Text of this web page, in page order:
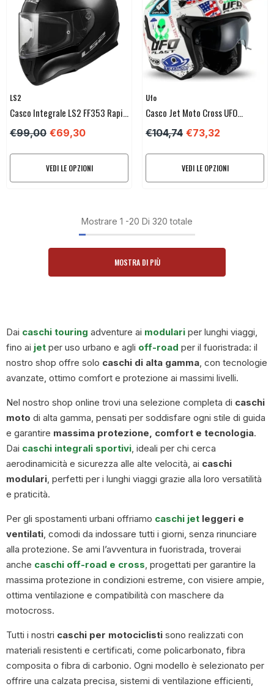
Venditore:
LS2
Casco Integrale LS2 FF353 Rapid
II
€99,00 €69,30
VEDI LE OPZIONI
Venditore:
Ufo
Casco Jet Moto Cross UFO
Sheratan HE13002V
€104,74 €73,32
VEDI LE OPZIONI
Mostrare 1 -20 Di 320 totale
MOSTRA DI PIÙ
Dai caschi touring adventure ai modulari per lunghi viaggi,
fino ai jet per uso urbano e agli off-road per il fuoristrada: il
nostro shop offre solo caschi di alta gamma, con tecnologie
avanzate, ottimo comfort e protezione ai massimi livelli.
Nel nostro shop online trovi una selezione completa di caschi
moto di alta gamma, pensati per soddisfare ogni stile di guida
e garantire massima protezione, comfort e tecnologia.
Dai caschi integrali sportivi, ideali per chi cerca
aerodinamicità e sicurezza alle alte velocità, ai caschi
modulari, perfetti per i lunghi viaggi grazie alla loro versatilità
e praticità.
Per gli spostamenti urbani offriamo caschi jet leggeri e
ventilati, comodi da indossare tutti i giorni, senza rinunciare
alla protezione. Se ami l’avventura in fuoristrada, troverai
anche caschi off-road e cross, progettati per garantire la
massima protezione in condizioni estreme, con visiere ampie,
ottima ventilazione e compatibilità con maschere da
motocross.
Tutti i nostri caschi per motociclisti sono realizzati con
materiali resistenti e certificati, come policarbonato, fibra
composita o fibra di carbonio. Ogni modello è selezionato per
offrire una calzata precisa, sistemi di ventilazione efficienti,